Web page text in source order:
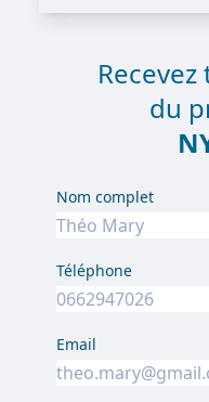
du
Nom complet
Téléphone
Email